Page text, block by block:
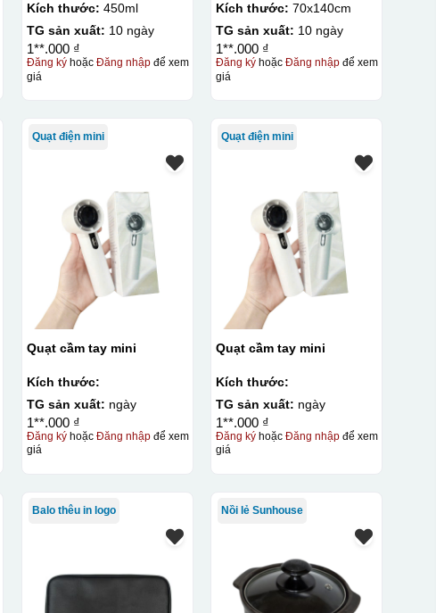
Kích thước: 450ml
TG sản xuất: 10 ngày
1**.000 ₫
Đăng kýhoặc Đăng nhậpđể xem
giá
Kích thước: 70x140cm
TG sản xuất: 10 ngày
1**.000 ₫
Đăng ký hoặcĐăng nhập để xem
giá
Quạt điện mini
Quạt cầm tay mini
Kích thước:
TG sản xuất: ngày
1**.000 ₫
Đăng kýhoặc Đăng nhậpđể xem
giá
Quạt điện mini
Quạt cầm tay mini
Kích thước:
TG sản xuất: ngày
1**.000 ₫
Đăng ký hoặcĐăng nhập để xem
giá
Balo thêu in logo Nồi lẻ Sunhouse